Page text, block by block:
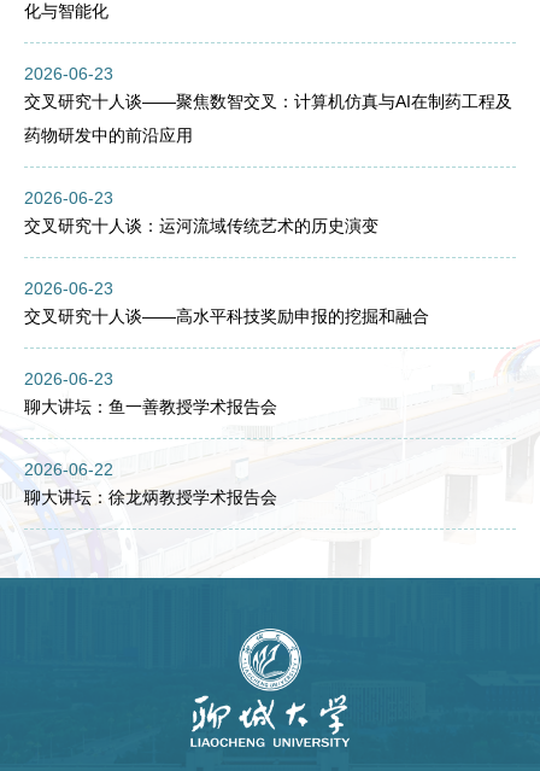
化与智能化
2026-06-23
交叉研究十人谈——聚焦数智交叉：计算机仿真与AI在制药工程及
药物研发中的前沿应用
2026-06-23
交叉研究十人谈：运河流域传统艺术的历史演变
2026-06-23
交叉研究十人谈——高水平科技奖励申报的挖掘和融合
2026-06-23
聊大讲坛：鱼一善教授学术报告会
2026-06-22
聊大讲坛：徐龙炳教授学术报告会